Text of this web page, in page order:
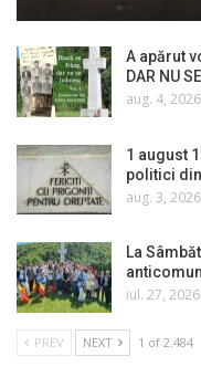
A apărut
DAR NU
aug. 4, 2026
1 august
politici
aug. 3, 2026
La
iul. 27, 2026
PREV NEXT 1 of 2.484